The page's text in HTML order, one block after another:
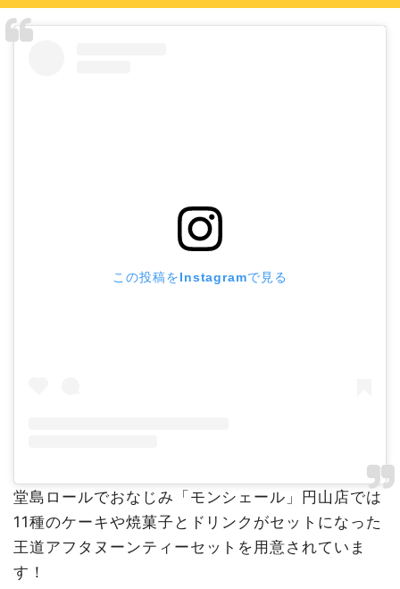
この投稿をInstagramで見る
堂島ロールでおなじみ「モンシェール」円山店では
11種のケーキや焼菓子とドリンクがセットになった
王道アフタヌーンティーセットを用意されていま
す！